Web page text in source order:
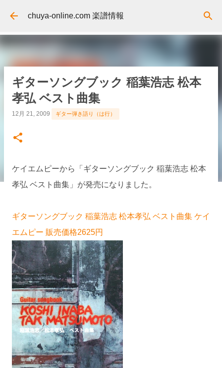
スキップしてメイン コンテンツに移動
chuya-online.com 楽譜情報
ギターソングブック 稲葉浩志 松本
孝弘 ベスト曲集
12月 21, 2009 ギター弾き語り（は行）
ケイエムピーから「ギターソングブック 稲葉浩志 松本
孝弘 ベスト曲集」が発売になりました。
ギターソングブック 稲葉浩志 松本孝弘 ベスト曲集 ケイ
エムピー 販売価格2625円